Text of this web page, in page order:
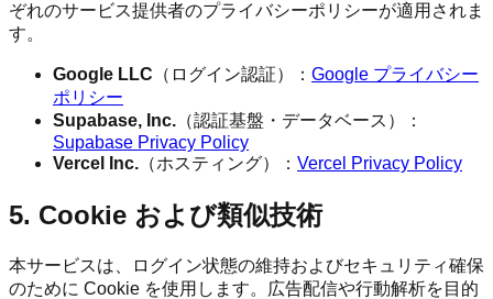
ぞれのサービス提供者のプライバシーポリシーが適用されま
す。
Google LLC （ログイン認証）： Google プライバシー
ポリシー
Supabase, Inc. （認証基盤・データベース）：
Supabase Privacy Policy
Vercel Inc. （ホスティング）： Vercel Privacy Policy
5. Cookie および類似技術
本サービスは、ログイン状態の維持およびセキュリティ確保
のために Cookie を使用します。広告配信や行動解析を目的